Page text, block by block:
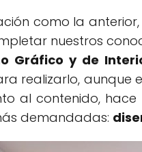
como la
nuestros
Gráfico y de
realizarlo, aunque
al contenido,
demandadas: